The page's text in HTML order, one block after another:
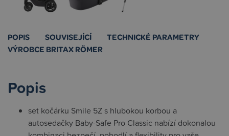
POPIS SOUVISEJÍCÍ
TECHNICKÉ PARAMETRY
VÝROBCE BRITAX RÖMER
Popis
set kočárku Smile 5Z s hlubokou korbou a
autosedačky Baby-Safe Pro Classic nabízí dokonalou